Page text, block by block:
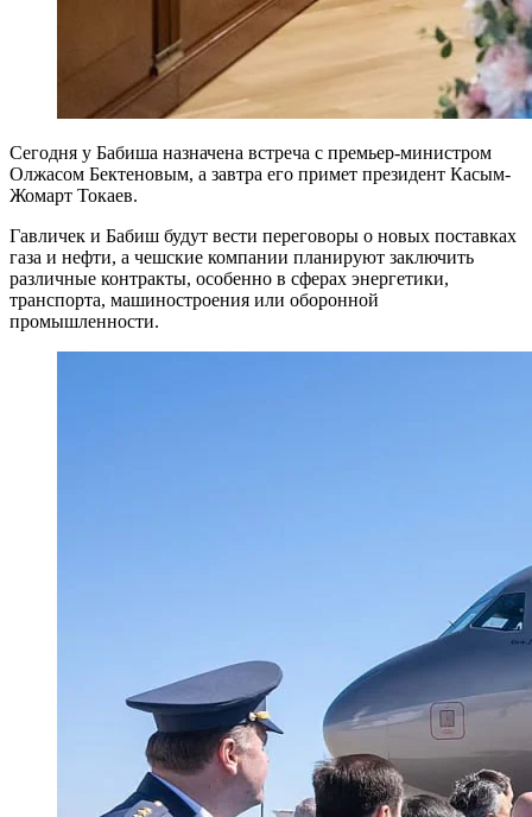
Сегодня у Бабиша назначена встреча с премьер-министром
Олжасом Бектеновым, а завтра его примет президент Касым-
Жомарт Токаев.
Гавличек и Бабиш будут вести переговоры о новых поставках
газа и нефти, а чешские компании планируют заключить
различные контракты, особенно в сферах энергетики,
транспорта, машиностроения или оборонной
промышленности.